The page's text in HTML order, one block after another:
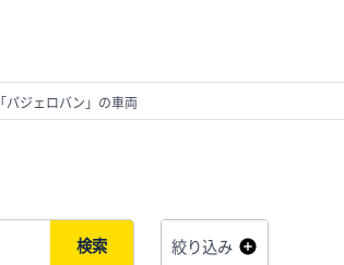
「パジェロバン」の車両
検索 絞り込み